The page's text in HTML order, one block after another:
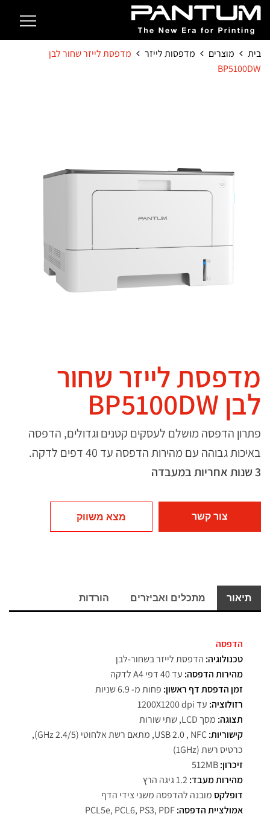
בית מוצרים מדפסות לייזר
מדפסת לייזר שחור לבן
BP5100DW
מדפסת לייזר שחור
לבן BP5100DW
פתרון הדפסה מושלם לעסקים קטנים וגדולים, הדפסה
באיכות גבוהה עם מהירות הדפסה עד 40 דפים לדקה.
3 שנות אחריות במעבדה
צור קשר מצא משווק
תיאור מתכלים ואביזרים הורדות
הדפסה
טכנולוגיה: הדפסת לייזר בשחור-לבן
מהירות הדפסה: עד 40 דפי A4 לדקה
זמן הדפסת דף ראשון: פחות מ- 6.9 שניות
רזולוציה: עד 1200X1200 dpi
תצוגה: מסך LCD, שתי שורות
קישוריות:
USB 2.0 , NFC, מתאם רשת אלחוטי (GHz 2.4/5),
כרטיס רשת (1GHz)
זיכרון:
מהירות מעבד:
דופלקסמובנה להדפסה משני צידי הדף
אמולציית הדפסה: